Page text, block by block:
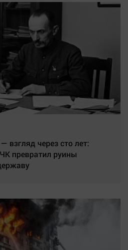
взгляд через сто лет:
превратил руины